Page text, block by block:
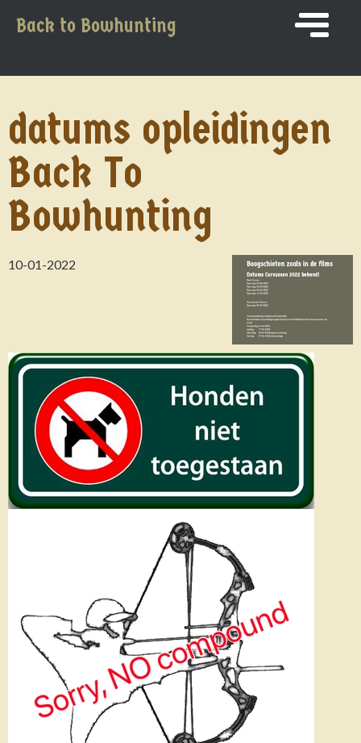
Back to Bowhunting
datums opleidingen
Back To
Bowhunting
10-01-2022